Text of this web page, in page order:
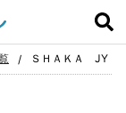
ＳＨＡＫＡ JY